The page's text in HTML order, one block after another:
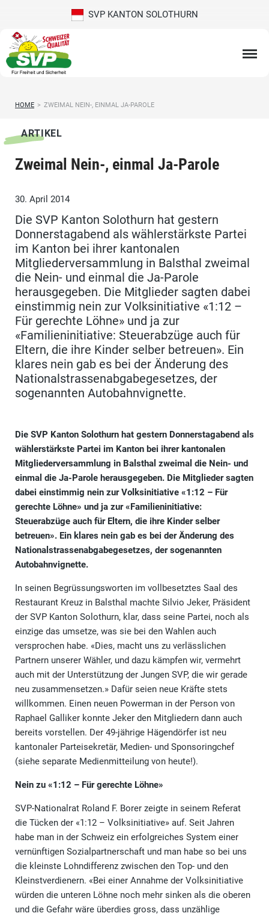
SVP KANTON SOLOTHURN
HOME > ZWEIMAL NEIN-, EINMAL JA-PAROLE
ARTIKEL
Zweimal Nein-, einmal Ja-Parole
30. April 2014
Die SVP Kanton Solothurn hat gestern
Donnerstagabend als wählerstärkste Partei
im Kanton bei ihrer kantonalen
Mitgliederversammlung in Balsthal zweimal
die Nein- und einmal die Ja-Parole
herausgegeben. Die Mitglieder sagten dabei
einstimmig nein zur Volksinitiative «1:12 –
Für gerechte Löhne» und ja zur
«Familieninitiative: Steuerabzüge auch für
Eltern, die ihre Kinder selber betreuen». Ein
klares nein gab es bei der Änderung des
Nationalstrassenabgabegesetzes, der
sogenannten Autobahnvignette.
Die SVP Kanton Solothurn hat gestern Donnerstagabend als
wählerstärkste Partei im Kanton bei ihrer kantonalen
Mitgliederversammlung in Balsthal zweimal die Nein- und
einmal die Ja-Parole herausgegeben. Die Mitglieder sagten
dabei einstimmig nein zur Volksinitiative «1:12 – Für
gerechte Löhne» und ja zur «Familieninitiative:
Steuerabzüge auch für Eltern, die ihre Kinder selber
betreuen». Ein klares nein gab es bei der Änderung des
Nationalstrassenabgabegesetzes, der sogenannten
Autobahnvignette.
In seinen Begrüssungsworten im vollbesetztes Saal des
Restaurant Kreuz in Balsthal machte Silvio Jeker, Präsident
der SVP Kanton Solothurn, klar, dass seine Partei, noch als
einzige das umsetze, was sie bei den Wahlen auch
versprochen habe. «Dies, macht uns zu verlässlichen
Partnern unserer Wähler, und dazu kämpfen wir, vermehrt
auch mit der Unterstützung der Jungen SVP, die wir gerade
neu zusammensetzen.» Dafür seien neue Kräfte stets
willkommen. Einen neuen Powerman in der Person von
Raphael Galliker konnte Jeker den Mitgliedern dann auch
bereits vorstellen. Der 49-jährige Hägendörfer ist neu
kantonaler Parteisekretär, Medien- und Sponsoringchef
(siehe separate Medienmitteilung von heute!).
Nein zu «1:12 – Für gerechte Löhne»
SVP-Nationalrat Roland F. Borer zeigte in seinem Referat
die Tücken der «1:12 – Volksinitiative» auf. Seit Jahren
habe man in der Schweiz ein erfolgreiches System einer
vernünftigen Sozialpartnerschaft und man habe so bei uns
die kleinste Lohndifferenz zwischen den Top- und den
Kleinstverdienern. «Bei einer Annahme der Volksinitiative
würden die unteren Löhne noch mehr sinken als die oberen
und die Gefahr wäre überdies gross, dass unzählige